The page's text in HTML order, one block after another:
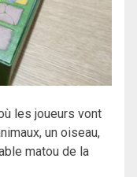
les joueurs vont
un oiseau,
matou de la